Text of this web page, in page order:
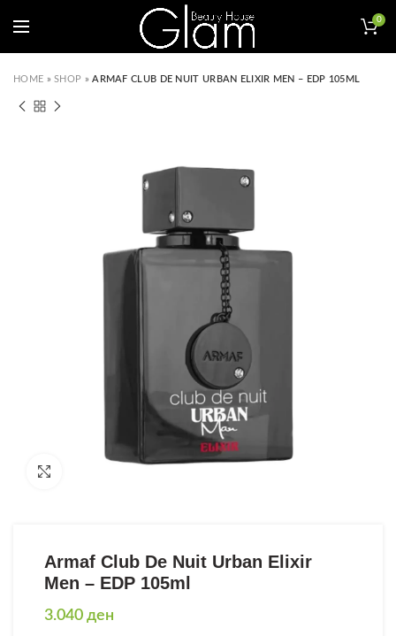
0
HOME »SHOP »ARMAF CLUB DE NUIT URBAN ELIXIR MEN – EDP 105ML
Armaf Club De Nuit Urban Elixir
Men – EDP 105ml
3.040 ден